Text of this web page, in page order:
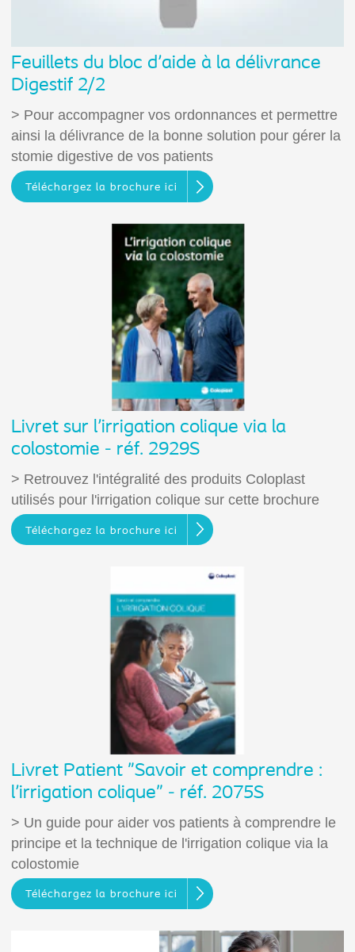
Feuillets du bloc d'aide à la délivrance
Digestif 2/2
> Pour accompagner vos ordonnances et permettre
ainsi la délivrance de la bonne solution pour gérer la
stomie digestive de vos patients
Téléchargez la brochure ici
Livret sur l'irrigation colique via la
colostomie - réf. 2929S
> Retrouvez l'intégralité des produits Coloplast
utilisés pour l'irrigation colique sur cette brochure
Téléchargez la brochure ici
Livret Patient "Savoir et comprendre :
l'irrigation colique" - réf. 2075S
> Un guide pour aider vos patients à comprendre le
principe et la technique de l'irrigation colique via la
colostomie
Téléchargez la brochure ici